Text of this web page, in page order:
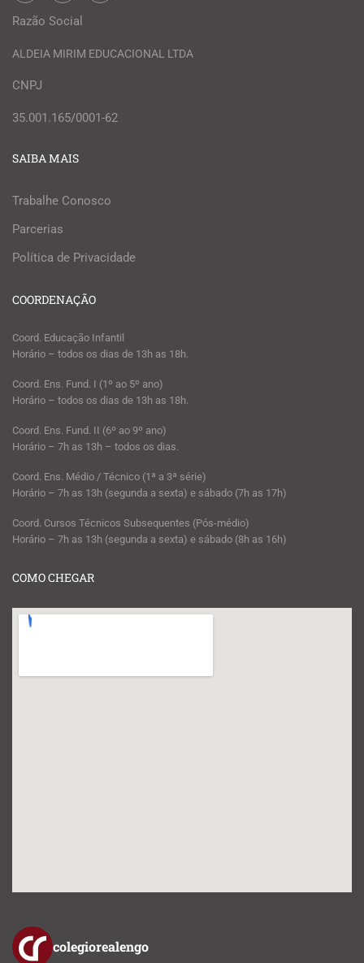
Razão Social
ALDEIA MIRIM EDUCACIONAL LTDA
CNPJ
35.001.165/0001-62
SAIBA MAIS
Trabalhe Conosco
Parcerias
Política de Privacidade
COORDENAÇÃO
Coord. Educação Infantil
Horário – todos os dias de 13h as 18h.
Coord. Ens. Fund. I (1º ao 5º ano)
Horário – todos os dias de 13h as 18h.
Coord. Ens. Fund. II (6º ao 9º ano)
Horário – 7h as 13h – todos os dias.
Coord. Ens. Médio / Técnico (1ª a 3ª série)
Horário – 7h as 13h (segunda a sexta) e sábado (7h as 17h)
Coord. Cursos Técnicos Subsequentes (Pós-médio)
Horário – 7h as 13h (segunda a sexta) e sábado (8h as 16h)
COMO CHEGAR
colegiorealengo